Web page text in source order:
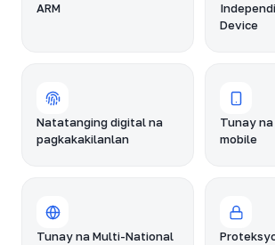
ARM
Device
Natatanging digital na
pagkakakilanlan
Tunay
mobile
Tunay na Multi-National